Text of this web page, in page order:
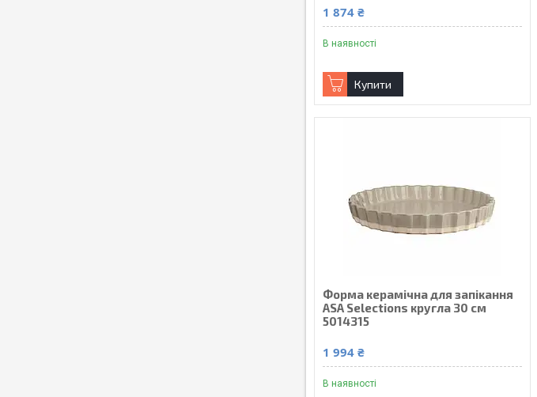
1 874 ₴
В наявності
Купити
Форма керамічна для запікання
ASA Selections кругла 30 см
5014315
1 994 ₴
В наявності